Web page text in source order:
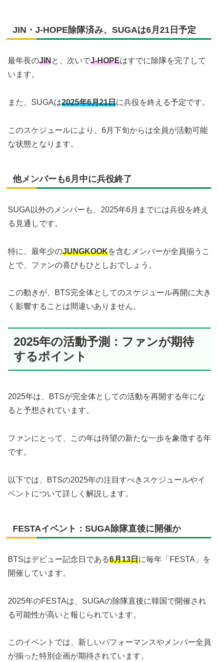
JIN・J-HOPE除隊済み、SUGAは6月21日予定
最年長のJINと、次いでJ-HOPEはすでに除隊を完了して
います。
また、SUGAは2025年6月21日に兵役を終える予定です。
このスケジュールにより、6月下旬からは全員が活動可能
な状態となります。
他メンバーも6月中に兵役終了
SUGA以外のメンバーも、2025年6月までには兵役を終え
る見通しです。
特に、最年少のJUNGKOOKを含むメンバーが全員揃うこ
とで、ファンの喜びもひとしおでしょう。
この動きが、BTS完全体としてのスケジュール再開に大き
く影響することは間違いありません。
2025年の活動予測：ファンが期待
するポイント
2025年は、BTSが完全体としての活動を再開する年にな
ると予想されています。
ファンにとって、この年は待望の新たな一歩を象徴する年
です。
以下では、BTSの2025年の注目すべきスケジュールやイ
ベントについて詳しく解説します。
FESTAイベント：SUGA除隊直後に開催か
BTSはデビュー記念日である6月13日に毎年「FESTA」を
開催しています。
2025年のFESTAは、SUGAの除隊直後に韓国で開催され
る可能性が高いと報じられています。
このイベントでは、新しいパフォーマンスやメンバー全員
が揃った特別企画が期待されています。